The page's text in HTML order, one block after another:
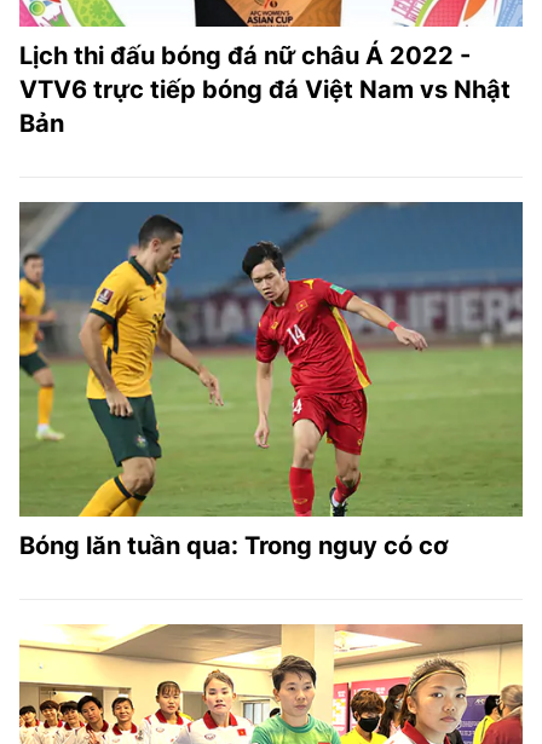
Lịch thi đấu bóng đá nữ châu Á 2022 -
VTV6 trực tiếp bóng đá Việt Nam vs Nhật
Bản
Bóng lăn tuần qua: Trong nguy có cơ